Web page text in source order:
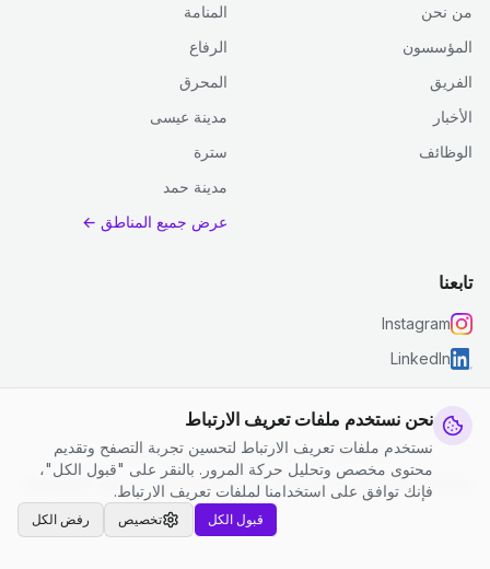
نحن نستخدم ملفات تعريف الارتباط
نستخدم ملفات تعريف الارتباط لتحسين تجربة التصفح وتقديم
محتوى مخصص وتحليل حركة المرور. بالنقر على "قبول الكل"،
فإنك توافق على استخدامنا لملفات تعريف الارتباط.
رفض الكل تخصيص قبول الكل
من نحن
المؤسسون
الفريق
الأخبار
الوظائف
المنامة
الرفاع
المحرق
مدينة عيسى
سترة
مدينة حمد
عرض جميع المناطق ←
تابعنا
Instagram
LinkedIn
© 2026 جست كلين. جميع الحقوق محفوظة.
سياسة الخصوصية
الشروط والأحكام | إعدادات ملفات تعريف الارتباط